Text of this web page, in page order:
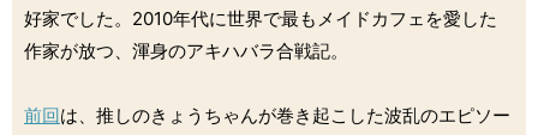
好家でした。2010年代に世界で最もメイドカフェを愛した
作家が放つ、渾身のアキハバラ合戦記。
前回は、推しのきょうちゃんが巻き起こした波乱のエピソー